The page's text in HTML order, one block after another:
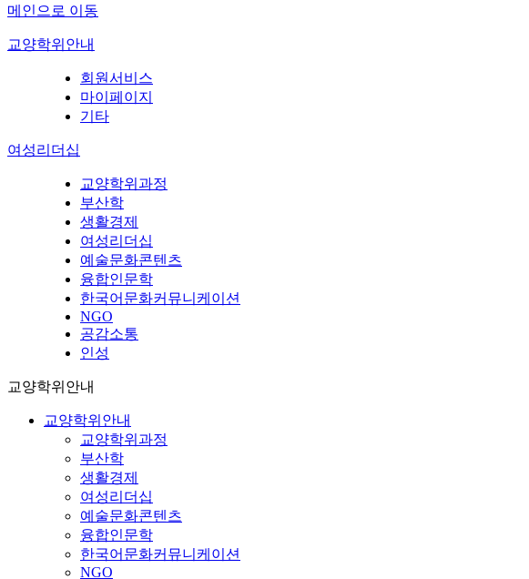
메인으로 이동
교양학위안내
회원서비스
마이페이지
기타
여성리더십
교양학위과정
부산학
생활경제
여성리더십
예술문화콘텐츠
융합인문학
한국어문화커뮤니케이션
NGO
공감소통
인성
교양학위안내
교양학위안내
교양학위과정
부산학
생활경제
여성리더십
예술문화콘텐츠
융합인문학
한국어문화커뮤니케이션
NGO